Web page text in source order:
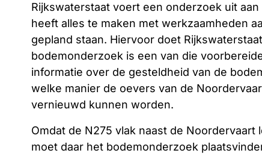
Rijkswaterstaat voert een onderzoek uit
heeft alles te maken met werkzaamheden
gepland staan. Hiervoor doet
bodemonderzoek is een van die
informatie over de gesteldheid van de
welke manier de oevers van de
vernieuwd kunnen worden.
Omdat de N275 vlak naast de
moet daar het bodemonderzoek